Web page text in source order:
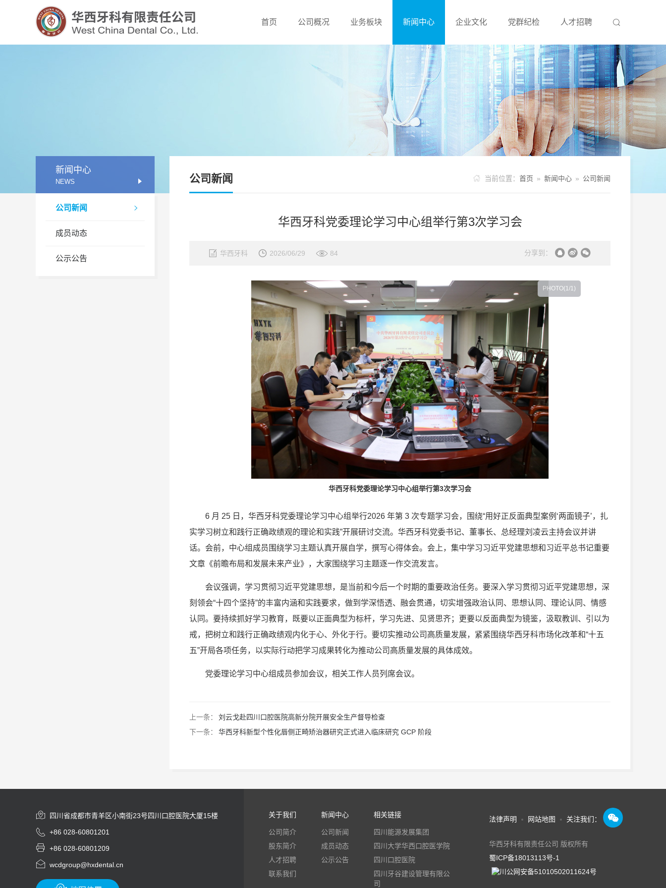
首页 公司概况 业务板块 新闻中心 企业文化 党群纪检 人才招聘 

新闻中心
NEWS

公司新闻
成员动态
公示公告
公司新闻  当前位置： 首页 » 新闻中心 » 公司新闻
华西牙科党委理论学习中心组举行第3次学习会
华西牙科 2026/06/29 84 分享到：
华西牙科党委理论学习中心组举行第3次学习会
PHOTO(1/1)
6 月 25 日，华西牙科党委理论学习中心组举行2026 年第 3 次专题学习会，围绕“用好正反面典型案例‘两面镜子’，扎
实学习树立和践行正确政绩观的理论和实践”开展研讨交流。华西牙科党委书记、董事长、总经理刘凌云主持会议并讲
话。会前，中心组成员围绕学习主题认真开展自学，撰写心得体会。会上，集中学习习近平党建思想和习近平总书记重要
文章《前瞻布局和发展未来产业》，大家围绕学习主题逐一作交流发言。
会议强调，学习贯彻习近平党建思想，是当前和今后一个时期的重要政治任务。要深入学习贯彻习近平党建思想，深
刻领会“十四个坚持”的丰富内涵和实践要求，做到学深悟透、融会贯通，切实增强政治认同、思想认同、理论认同、情感
认同。要持续抓好学习教育，既要以正面典型为标杆，学习先进、见贤思齐；更要以反面典型为镜鉴，汲取教训、引以为
戒，把树立和践行正确政绩观内化于心、外化于行。要切实推动公司高质量发展，紧紧围绕华西牙科市场化改革和“十五
五”开局各项任务，以实际行动把学习成果转化为推动公司高质量发展的具体成效。
党委理论学习中心组成员参加会议，相关工作人员列席会议。
上一条：
刘云戈赴四川口腔医院高新分院开展安全生产督导检查
下一条：
华西牙科新型个性化唇侧正畸矫治器研究正式进入临床研究 GCP 阶段
 四川省成都市青羊区小南街23号四川口腔医院大厦15楼
 +86 028-60801201
 +86 028-60801209
 wcdgroup@hxdental.cn
关于我们
公司简介
股东简介
人才招聘
联系我们
新闻中心
公司新闻
成员动态
公示公告
相关链接
四川能源发展集团
四川大学华西口腔医学院
四川口腔医院
四川牙谷建设管理有限公
司
法律声明 网站地图 关注我们： 
华西牙科有限责任公司 版权所有
蜀ICP备18013113号-1
川公网安备51010502011624号
四川牙谷建设管理有限公司